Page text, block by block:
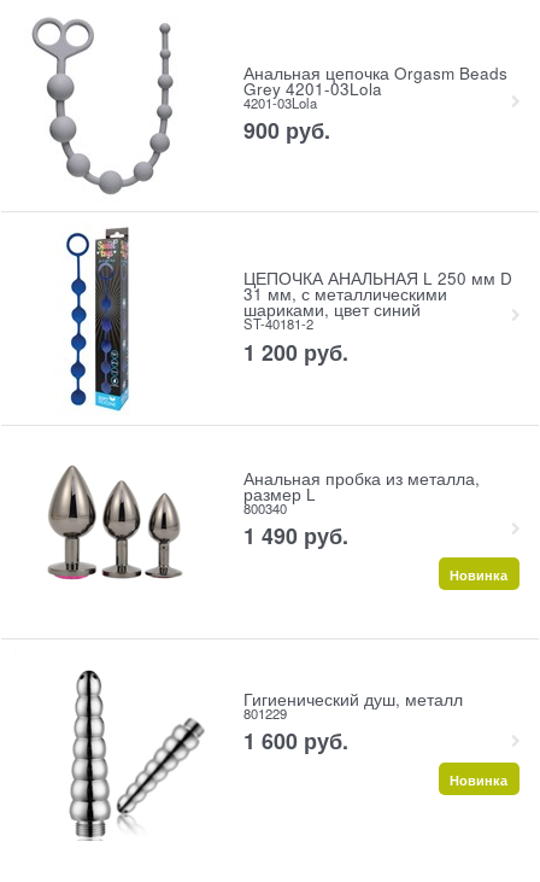
Анальная цепочка Orgasm Beads
Grey 4201-03Lola
4201-03Lola
900 руб.
ЦЕПОЧКА АНАЛЬНАЯ L 250 мм D
31 мм, с металлическими
шариками, цвет синий
ST-40181-2
1 200 руб.
Анальная пробка из металла,
размер L
800340
1 490 руб.
Новинка
Гигиенический душ, металл
801229
1 600 руб.
Новинка